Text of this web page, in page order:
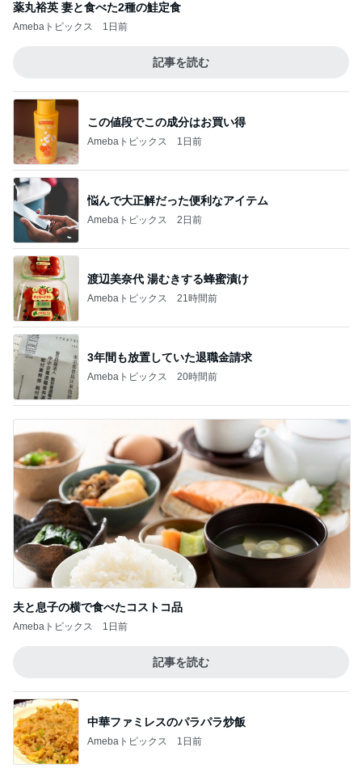
薬丸裕英 妻と食べた2種の鮭定食
Amebaトピックス 1日前
記事を読む
この値段でこの成分はお買い得
Amebaトピックス 1日前
悩んで大正解だった便利なアイテム
Amebaトピックス 2日前
渡辺美奈代 湯むきする蜂蜜漬け
Amebaトピックス 21時間前
3年間も放置していた退職金請求
Amebaトピックス 20時間前
夫と息子の横で食べたコストコ品
Amebaトピックス 1日前
記事を読む
中華ファミレスのパラパラ炒飯
Amebaトピックス 1日前